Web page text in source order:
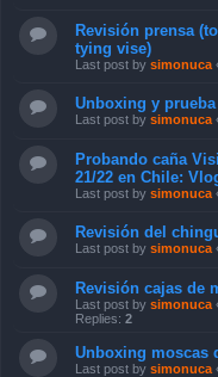
Revisión prensa
tying vise)
Last post by simonuca
Unboxing y
Last post by simonuca
Probando caña
21/22 en Chile:
Last post by simonuca
Revisión del
Last post by simonuca
Revisión cajas de
Last post by simonuca
Replies: 2
Unboxing moscas
Last post by simonuca